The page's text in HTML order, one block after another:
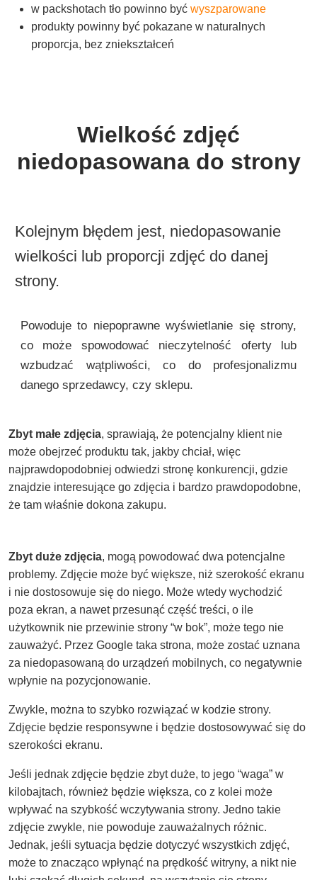
w packshotach tło powinno być wyszparowane
produkty powinny być pokazane w naturalnych
proporcja, bez zniekształceń
Wielkość zdjęć
niedopasowana do strony
Kolejnym błędem jest, niedopasowanie
wielkości lub proporcji zdjęć do danej
strony.
Powoduje to niepoprawne wyświetlanie się strony,
co może spowodować nieczytelność oferty lub
wzbudzać wątpliwości, co do profesjonalizmu
danego sprzedawcy, czy sklepu.
Zbyt małe zdjęcia, sprawiają, że potencjalny klient nie
może obejrzeć produktu tak, jakby chciał, więc
najprawdopodobniej odwiedzi stronę konkurencji, gdzie
znajdzie interesujące go zdjęcia i bardzo prawdopodobne,
że tam właśnie dokona zakupu.
Zbyt duże zdjęcia, mogą powodować dwa potencjalne
problemy. Zdjęcie może być większe, niż szerokość ekranu
i nie dostosowuje się do niego. Może wtedy wychodzić
poza ekran, a nawet przesunąć część treści, o ile
użytkownik nie przewinie strony “w bok”, może tego nie
zauważyć. Przez Google taka strona, może zostać uznana
za niedopasowaną do urządzeń mobilnych, co negatywnie
wpłynie na pozycjonowanie.
Zwykle, można to szybko rozwiązać w kodzie strony.
Zdjęcie będzie responsywne i będzie dostosowywać się do
szerokości ekranu.
Jeśli jednak zdjęcie będzie zbyt duże, to jego “waga” w
kilobajtach, również będzie większa, co z kolei może
wpływać na szybkość wczytywania strony. Jedno takie
zdjęcie zwykle, nie powoduje zauważalnych różnic.
Jednak, jeśli sytuacja będzie dotyczyć wszystkich zdjęć,
może to znacząco wpłynąć na prędkość witryny, a nikt nie